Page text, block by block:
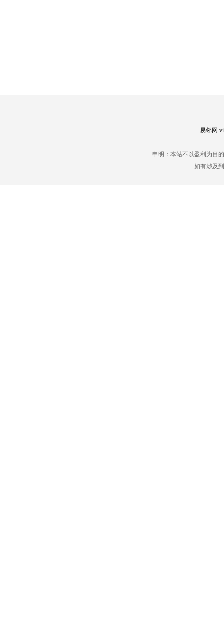
易邻网
申明：本站不以盈利为目
如有涉及